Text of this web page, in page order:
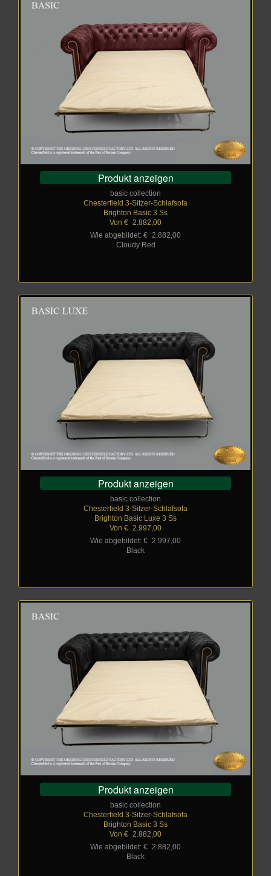
Produkt anzeigen
basic collection
Chesterfield 3-Sitzer-Schlafsofa
Brighton Basic 3 Ss
Von € 2.882,00
Wie abgebildet: €
2.882,00
Cloudy Red
Produkt anzeigen
basic collection
Chesterfield 3-Sitzer-Schlafsofa
Brighton Basic Luxe 3 Ss
Von € 2.997,00
Wie abgebildet: € 2.997,00
Black
Produkt anzeigen
basic collection
Chesterfield 3-Sitzer-Schlafsofa
Brighton Basic 3 Ss
Von € 2.882,00
Wie abgebildet: €
2.882,00
Black